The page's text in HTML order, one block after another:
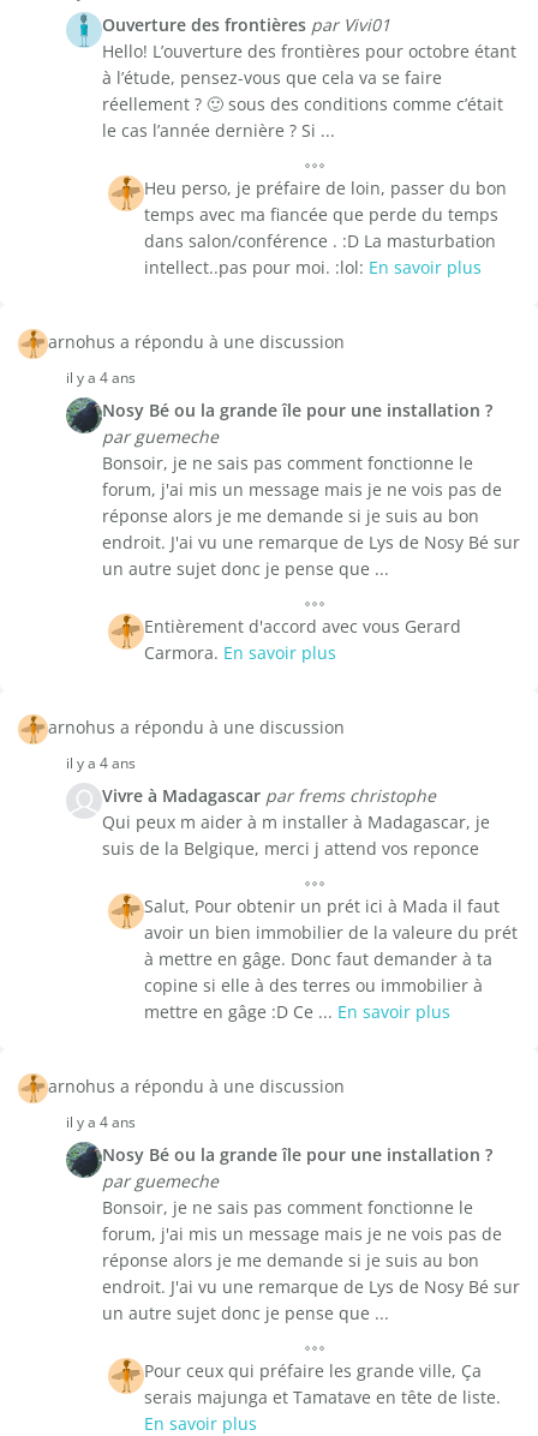
Ouverture des frontières par Vivi01
Hello! L’ouverture des frontières pour octobre étant
à l’étude, pensez-vous que cela va se faire
réellement ? 🙂 sous des conditions comme c’était
le cas l’année dernière ? Si ...
Heu perso, je préfaire de loin, passer du bon
temps avec ma fiancée que perde du temps
dans salon/conférence . :D La masturbation
intellect..pas pour moi. :lol: En savoir plus
arnohus a répondu à une discussion
il y a 4 ans
Nosy Bé ou la grande île pour une installation ?
par guemeche
Bonsoir, je ne sais pas comment fonctionne le
forum, j'ai mis un message mais je ne vois pas de
réponse alors je me demande si je suis au bon
endroit. J'ai vu une remarque de Lys de Nosy Bé sur
un autre sujet donc je pense que ...
Entièrement d'accord avec vous Gerard
Carmora. En savoir plus
arnohus a répondu à une discussion
il y a 4 ans
Vivre à Madagascar par frems christophe
Qui peux m aider à m installer à Madagascar, je
suis de la Belgique, merci j attend vos reponce
Salut, Pour obtenir un prét ici à Mada il faut
avoir un bien immobilier de la valeure du prét
à mettre en gâge. Donc faut demander à ta
copine si elle à des terres ou immobilier à
mettre en gâge :D Ce ... En savoir plus
arnohus a répondu à une discussion
il y a 4 ans
Nosy Bé ou la grande île pour une installation ?
par guemeche
Bonsoir, je ne sais pas comment fonctionne le
forum, j'ai mis un message mais je ne vois pas de
réponse alors je me demande si je suis au bon
endroit. J'ai vu une remarque de Lys de Nosy Bé sur
un autre sujet donc je pense que ...
Pour ceux qui préfaire les grande ville, Ça
serais majunga et Tamatave en tête de liste.
En savoir plus